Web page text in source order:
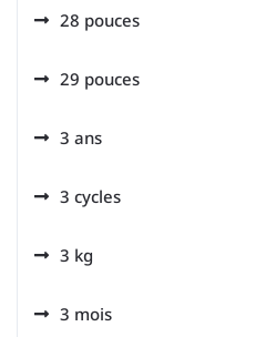
28 pouces
29 pouces
3 ans
3 cycles
3 kg
3 mois